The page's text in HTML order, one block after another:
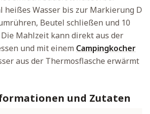
heißes Wasser bis zur Markierung D
Beutel schließen und 10
Mahlzeit kann direkt aus der
und mit einem Campingkocher
aus der Thermosflasche erwärmt
und Zutaten